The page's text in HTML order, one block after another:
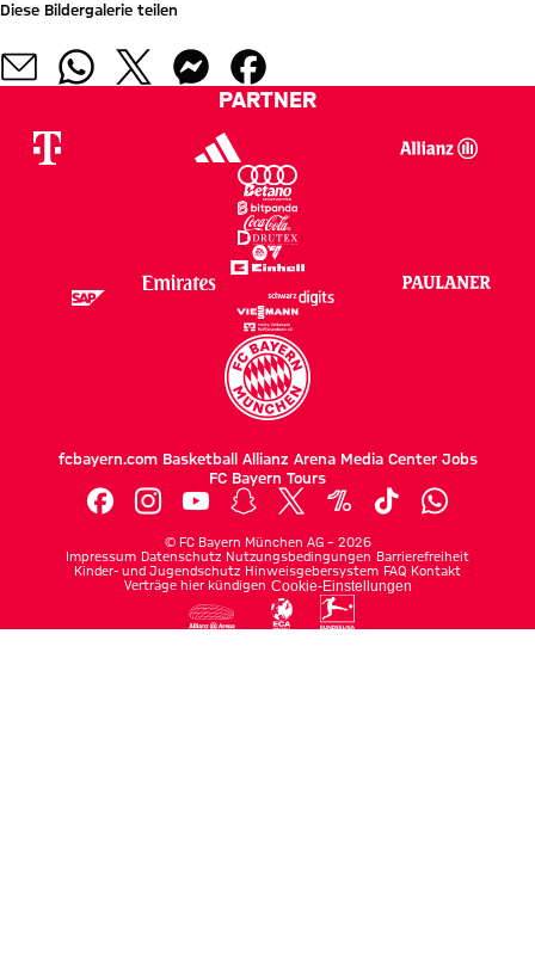
Diese Bildergalerie teilen
PARTNER
fcbayern.com Basketball Allianz Arena Media Center Jobs
FC Bayern Tours
© FC Bayern München AG – 2026
Impressum Datenschutz Nutzungsbedingungen Barrierefreiheit
Kinder- und Jugendschutz Hinweisgebersystem FAQ Kontakt
Verträge hier kündigen Cookie-Einstellungen